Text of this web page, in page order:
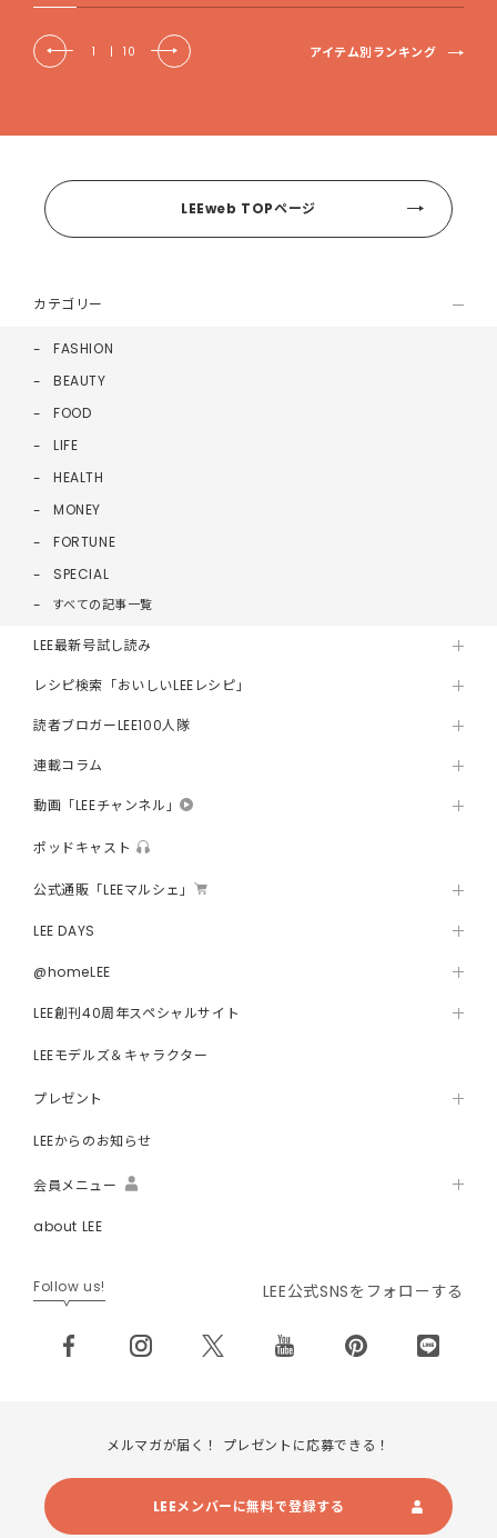
1 | 10 アイテム別ランキング
LEEweb TOPページ
カテゴリー
FASHION
BEAUTY
FOOD
LIFE
HEALTH
MONEY
FORTUNE
SPECIAL
すべての記事一覧
LEE最新号試し読み
レシピ検索「おいしいLEEレシピ」
読者ブロガーLEE100人隊
連載コラム
動画「LEEチャンネル」
ポッドキャスト
公式通販「LEEマルシェ」
LEE DAYS
@homeLEE
LEE創刊40周年スペシャルサイト
LEEモデルズ＆キャラクター
プレゼント
LEEからのお知らせ
会員メニュー
about LEE
Follow us! LEE公式SNSをフォローする
メルマガが届く！ プレゼントに応募できる！
LEEメンバーに無料で登録する